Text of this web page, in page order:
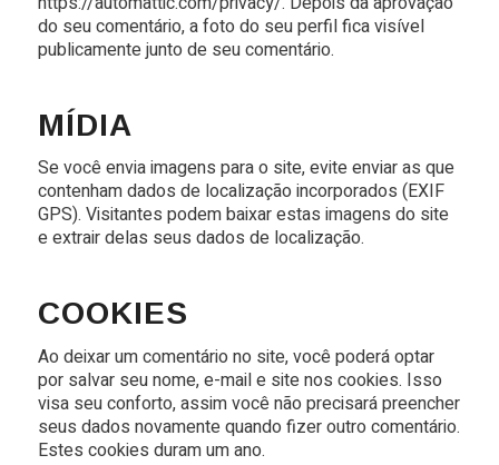
do seu comentário, a foto do seu perfil fica visível
publicamente junto de seu comentário.
MÍDIA
Se você envia imagens para o site, evite enviar as que
contenham dados de localização incorporados (EXIF
GPS). Visitantes podem baixar estas imagens do site
e extrair delas seus dados de localização.
COOKIES
Ao deixar um comentário no site, você poderá optar
por salvar seu nome, e-mail e site nos cookies. Isso
visa seu conforto, assim você não precisará preencher
seus dados novamente quando fizer outro comentário.
Estes cookies duram um ano.